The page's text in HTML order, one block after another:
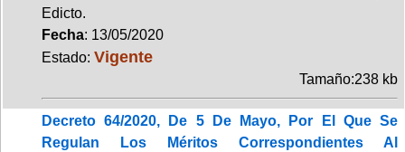
Edicto.
Fecha: 13/05/2020
Estado: Vigente
Tamaño:238 kb
Decreto 64/2020, De 5 De Mayo, Por El Que Se
Regulan Los Méritos Correspondientes Al